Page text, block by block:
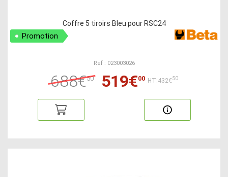
Coffre 5 tiroirs Bleu pour RSC24
Promotion
Ref : 023003026
688€50 519€00 HT:432€50